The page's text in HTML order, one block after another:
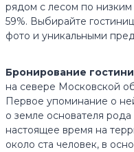
рядом с лесом по
59%. Выбирайте
фото и уникальными
Бронирование
на севере Московской
Первое упоминание о
о земле основателя
настоящее время на
около ста человек, в